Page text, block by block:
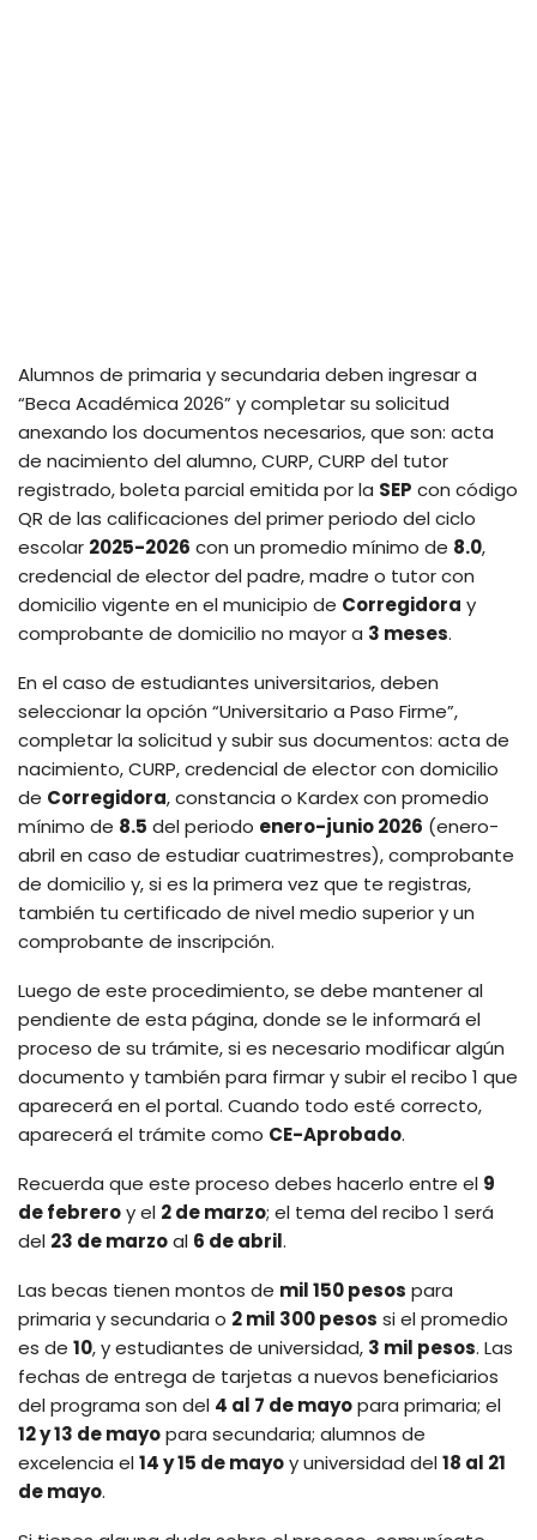
Alumnos de primaria y secundaria deben ingresar a
“Beca Académica 2026” y completar su solicitud
anexando los documentos necesarios, que son: acta
de nacimiento del alumno, CURP, CURP del tutor
registrado, boleta parcial emitida por la SEP con código
QR de las calificaciones del primer periodo del ciclo
escolar 2025-2026 con un promedio mínimo de 8.0,
credencial de elector del padre, madre o tutor con
domicilio vigente en el municipio de Corregidora y
comprobante de domicilio no mayor a 3 meses.
En el caso de estudiantes universitarios, deben
seleccionar la opción “Universitario a Paso Firme”,
completar la solicitud y subir sus documentos: acta de
nacimiento, CURP, credencial de elector con domicilio
de Corregidora, constancia o Kardex con promedio
mínimo de 8.5 del periodo enero-junio 2026 (enero-
abril en caso de estudiar cuatrimestres), comprobante
de domicilio y, si es la primera vez que te registras,
también tu certificado de nivel medio superior y un
comprobante de inscripción.
Luego de este procedimiento, se debe mantener al
pendiente de esta página, donde se le informará el
proceso de su trámite, si es necesario modificar algún
documento y también para firmar y subir el recibo 1 que
aparecerá en el portal. Cuando todo esté correcto,
aparecerá el trámite como CE-Aprobado.
Recuerda que este proceso debes hacerlo entre el 9
de febreroy el 2 de marzo; el tema del recibo 1 será
del 23 de marzoal 6 de abril.
Las becas tienen montos de mil 150 pesos para
primaria y secundaria o 2 mil 300 pesos si el promedio
es de 10, y estudiantes de universidad, 3 mil pesos. Las
fechas de entrega de tarjetas a nuevos beneficiarios
del programa son del 4 al 7 de mayopara primaria; el
12 y 13 de mayopara secundaria; alumnos de
excelencia el14 y 15 de mayoy universidad del18 al 21
de mayo.